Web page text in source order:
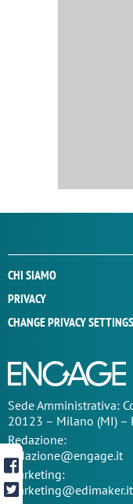
CHI SIAMO
PRIVACY
CHANGE PRIVACY SETTINGS
SedeAmministrativa:
20123 – Milano (MI) –
Redazione:
redazione@engage.it
Marketing:
marketing@edimaker.it